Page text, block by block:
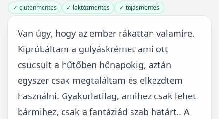
✓ gluténmentes
✓ laktózmentes ✓ tojásmentes
Van úgy, hogy az ember rákattan valamire.
Kipróbáltam a gulyáskrémet ami ott
csücsült a hűtőben hőnapokig, aztán
egyszer csak megtaláltam és elkezdtem
használni. Gyakorlatilag, amihez csak lehet,
bármihez, csak a fantáziád szab határt.. A